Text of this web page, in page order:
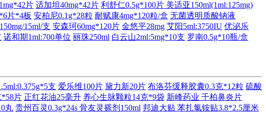
片 适加坦40mg*42片 利舒仁0.5g*100片 美适亚150ml(1ml:125mg)
片*4板 安柏尼0.1g*28粒 耐赋康4mg*120粒/盒 无菌透明质酸钠液
15ml/支 安森珂60mg*120片 金悠平28mg 艾阳5ml:3750IU 优泌乐
诺和期1ml:700单位 丽珠250ml 白云山2ml:5mg*10支 罗南0.5g*10瓶/盒
支 爱乐维100片 黛力新20片 布洛芬缓释胶囊0.3克*12粒 硫酸
*58片 正红花油25毫升 养心生脉颗粒14克*9袋 新峰药业 千柏鼻炎片
丸 贵州百灵0.3g*24s 骨友灵搽剂150ml 邦迪大贴 苯扎氯铵贴3.8*2.5厘米